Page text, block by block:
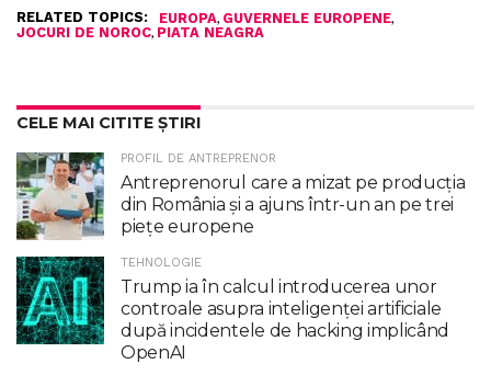
RELATED TOPICS: EUROPA, GUVERNELE EUROPENE,
JOCURI DE NOROC, PIATA NEAGRA
CELE MAI CITITE ȘTIRI
PROFIL DE ANTREPRENOR
Antreprenorul care a mizat pe producția
din România și a ajuns într-un an pe trei
piețe europene
TEHNOLOGIE
Trump ia în calcul introducerea unor
controale asupra inteligenţei artificiale
după incidentele de hacking implicând
OpenAI